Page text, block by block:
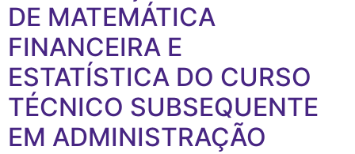
DE MATEMÁTICA
FINANCEIRA E
ESTATÍSTICA DO CURSO
TÉCNICO SUBSEQUENTE
EM ADMINISTRAÇÃO